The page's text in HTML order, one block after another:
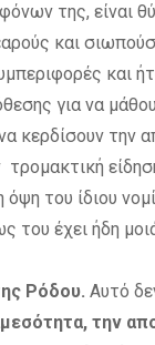
της,
και
και
για να
κερδίσουν την
του ίδιου
του έχει ήδη
Ρόδου. Αυτό
την